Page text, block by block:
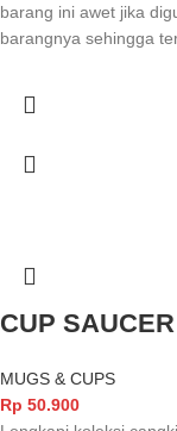
barang ini awet jika
barangnya sehingga
CUP
MUGS & CUPS
Rp 50.900